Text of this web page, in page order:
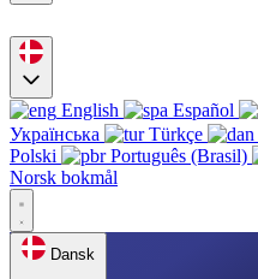
English Español
Українська
Türkçe
Polski
Português (Brasil)
Norsk bokmål
Dansk